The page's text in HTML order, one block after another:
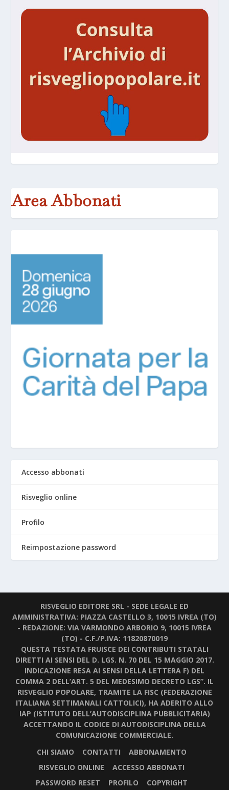
Area Abbonati
Accesso abbonati
Risveglio online
Profilo
Reimpostazione password
RISVEGLIO EDITORE SRL - SEDE LEGALE ED
AMMINISTRATIVA: PIAZZA CASTELLO 3, 10015 IVREA (TO)
- REDAZIONE: VIA VARMONDO ARBORIO 9, 10015 IVREA
(TO) - C.F./P.IVA: 11820870019
QUESTA TESTATA FRUISCE DEI CONTRIBUTI STATALI
DIRETTI AI SENSI DEL D. LGS. N. 70 DEL 15 MAGGIO 2017.
INDICAZIONE RESA AI SENSI DELLA LETTERA F) DEL
COMMA 2 DELL’ART. 5 DEL MEDESIMO DECRETO LGS”. IL
RISVEGLIO POPOLARE, TRAMITE LA FISC (FEDERAZIONE
ITALIANA SETTIMANALI CATTOLICI), HA ADERITO ALLO
IAP (ISTITUTO DELL’AUTODISCIPLINA PUBBLICITARIA)
ACCETTANDO IL CODICE DI AUTODISCIPLINA DELLA
COMUNICAZIONE COMMERCIALE.
CHI SIAMO
CONTATTI
ABBONAMENTO
RISVEGLIO ONLINE
ACCESSO ABBONATI
PASSWORD RESET
PROFILO COPYRIGHT